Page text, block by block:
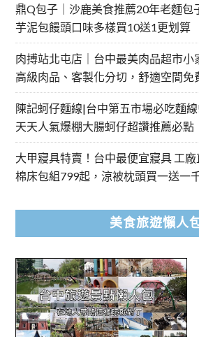
鼎Q包子｜沙鹿美食推薦20年老麵包
芋泥包饅頭口味多樣買10送1更划算
肉搏站北屯店｜台中最美肉品超市小
高級肉品、客製化分切，舒適空間免
陳記蚵仔麵線|台中第五市場必吃麵
天天人氣爆棚大腸蚵仔超讚推薦必點
大甲寢具特賣！台中最便宜寢具 工
棉床包組799起，涼被枕頭買一送一
美食旅遊懶人